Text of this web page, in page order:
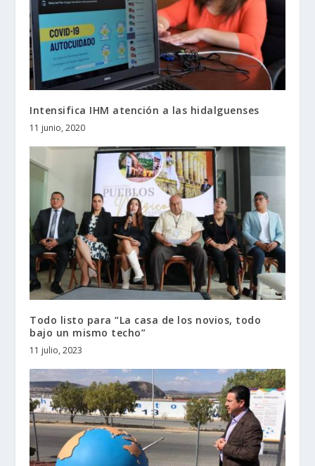
Intensifica IHM atención a las hidalguenses
11 junio, 2020
Todo listo para “La casa de los novios, todo
bajo un mismo techo”
11 julio, 2023